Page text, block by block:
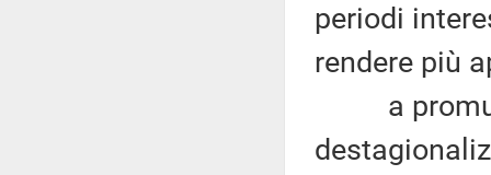
periodi
rendere più
a